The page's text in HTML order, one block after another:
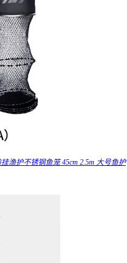
渔护不锈钢鱼笼 45cm 2.5m 大号鱼护